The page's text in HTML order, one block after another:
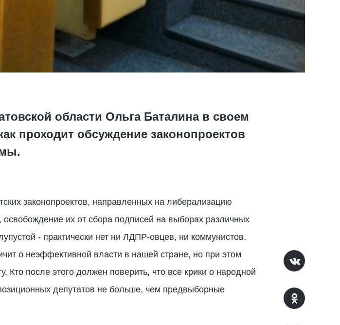
области Ольга Баталина в своем
проходит обсуждение законопроектов
законопроектов, направленных на либерализацию
их от сбора подписей на выборах различных
- практически нет ни ЛДПР-овцев, ни коммунистов.
о неэффективной власти в нашей стране, но при этом
Кто после этого должен поверить, что все крики о народной
депутатов не больше, чем предвыборные